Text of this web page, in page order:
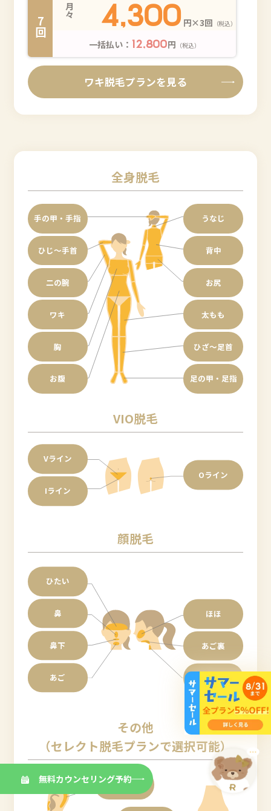
7回
月々 4,300 円×3回 （税込）
一括払い： 12,800円 （税込）
ワキ脱毛プランを見る
全身脱毛
手の甲・手指
ひじ〜手首
二の腕
ワキ
胸
お腹
うなじ
背中
お尻
太もも
ひざ〜足首
足の甲・足指
VIO脱毛
Vライン
Iライン
Oライン
顔脱毛
ひたい
鼻
鼻下
あご
ほほ
あご裏
首
その他
（セレクト脱毛プランで選択可能）
耳毛
無料カウンセリング予約